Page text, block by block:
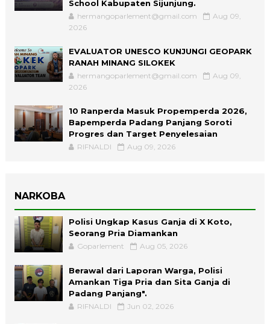
School Kabupaten Sijunjung.
hermangoparlement@gmail.com
Aug 09,
2026
EVALUATOR UNESCO KUNJUNGI GEOPARK
RANAH MINANG SILOKEK
hermangoparlement@gmail.com
Aug 09,
2026
10 Ranperda Masuk Propemperda 2026,
Bapemperda Padang Panjang Soroti
Progres dan Target Penyelesaian
RIFNALDI Aug 09, 2026
NARKOBA
Polisi Ungkap Kasus Ganja di X Koto,
Seorang Pria Diamankan
Goparlement Aug 05, 2026
Berawal dari Laporan Warga, Polisi
Amankan Tiga Pria dan Sita Ganja di
Padang Panjang".
RIFNALDI Jun 02, 2026